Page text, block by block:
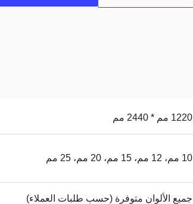
1220 مم * 2440 مم
10 مم، 12 مم، 15 مم، 20 مم، 25 مم
جميع الألوان متوفرة (حسب طلبات العملاء)